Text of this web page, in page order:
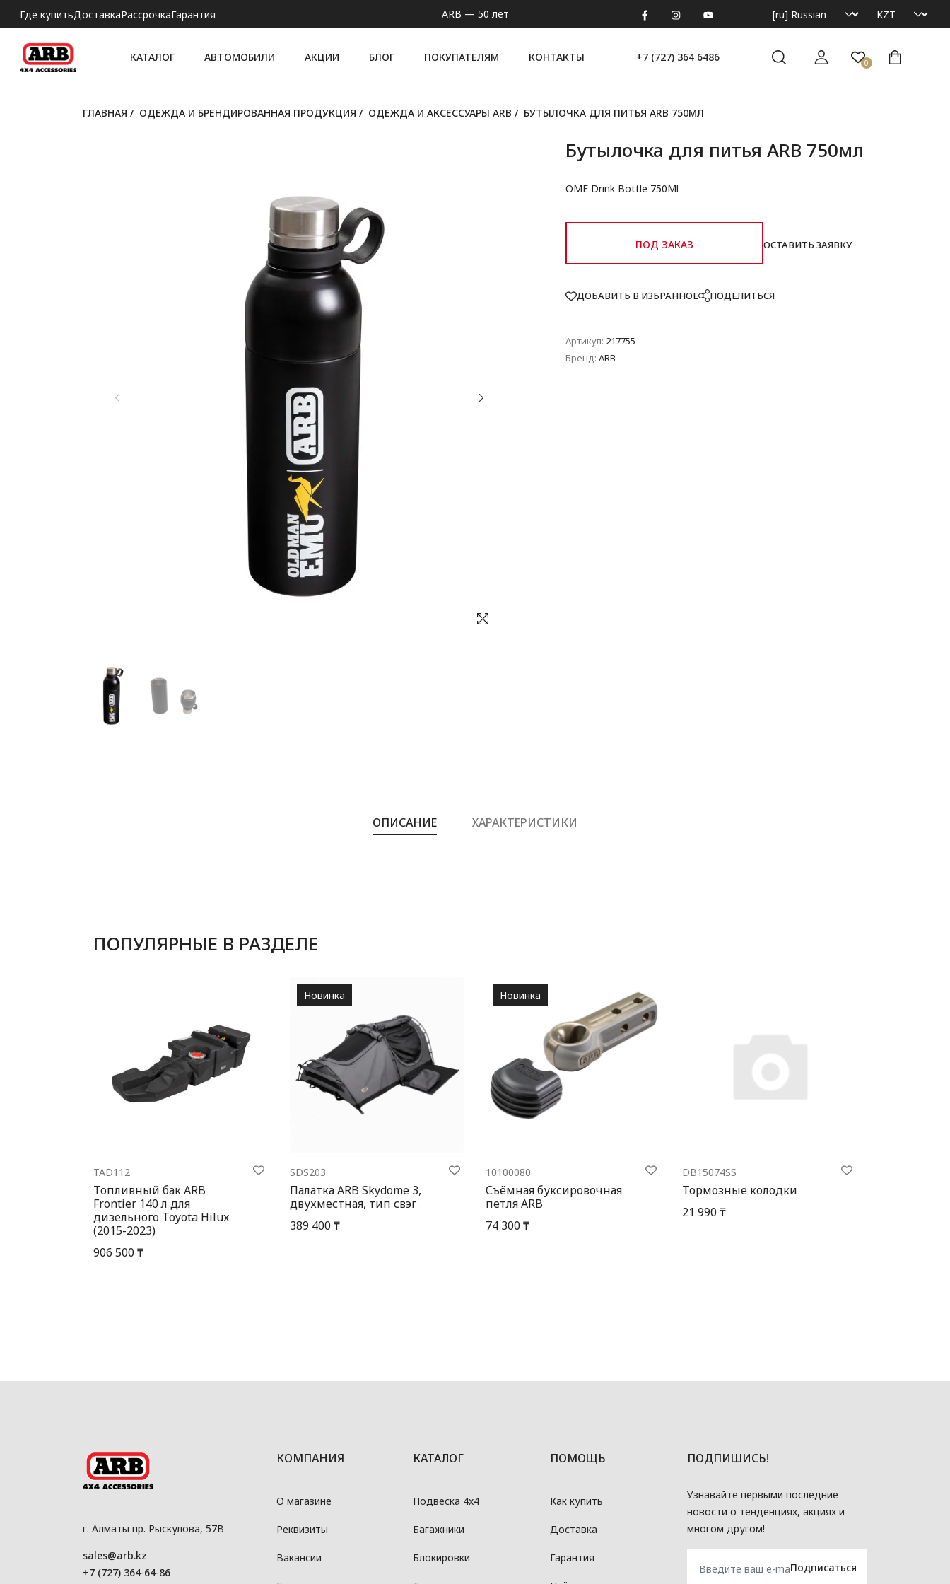
Где купитьДоставкаРассрочкаГарантия ARB — 50 лет
КАТАЛОГ АВТОМОБИЛИ АКЦИИ БЛОГ ПОКУПАТЕЛЯМ КОНТАКТЫ +7 (727) 364 6486 0
ГЛАВНАЯ / ОДЕЖДА И БРЕНДИРОВАННАЯ ПРОДУКЦИЯ / ОДЕЖДА И АКСЕССУАРЫ ARB / БУТЫЛОЧКА ДЛЯ ПИТЬЯ ARB 750МЛ
Бутылочка для питья ARB 750мл
OME Drink Bottle 750Ml
ПОД ЗАКАЗ ОСТАВИТЬ ЗАЯВКУ
ДОБАВИТЬ В ИЗБРАННОЕ ПОДЕЛИТЬСЯ
Артикул: 217755
Бренд: ARB
ОПИСАНИЕ ХАРАКТЕРИСТИКИ
ПОПУЛЯРНЫЕ В РАЗДЕЛЕ
TAD112
Топливный бак ARB
Frontier 140 л для
дизельного Toyota Hilux
(2015-2023)
906 500 ₸
SDS203
Палатка ARB Skydome 3,
двухместная, тип свэг
389 400 ₸
Новинка
10100080
Съёмная буксировочная
петля ARB
74 300 ₸
Новинка
DB15074SS
Тормозные колодки
21 990 ₸
г. Алматы пр. Рыскулова, 57В
sales@arb.kz
+7 (727) 364-64-86
КОМПАНИЯ
О магазине
Реквизиты
Вакансии
КАТАЛОГ
Подвеска 4x4
Багажники
Блокировки
ПОМОЩЬ
Как купить
Доставка
Гарантия
ПОДПИШИСЬ!
Узнавайте первыми последние
новости о тенденциях, акциях и
многом другом!